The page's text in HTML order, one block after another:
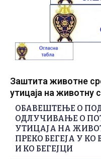
Заштита животне
утицаја на животну
ОБАВЕШТЕЊЕ О
ОДЛУЧИВАЊЕ О
УТИЦАЈА НА
ПРЕКО БЕГЕЈА У
И КО БЕГЕЈЦИ